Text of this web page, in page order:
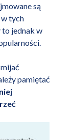
są
tych
to jednak w
pamiętać